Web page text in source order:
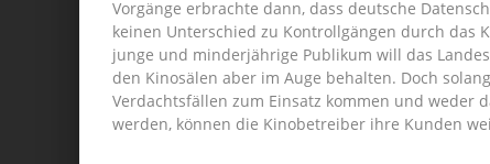
Vorgänge erbrachte dann, dass deutsche
keinen Unterschied zu Kontrollgängen durch das
junge und minderjährige Publikum will das
den Kinosälen aber im Auge behalten. Doch
Verdachtsfällen zum Einsatz kommen und weder
werden, können die Kinobetreiber ihre Kunden